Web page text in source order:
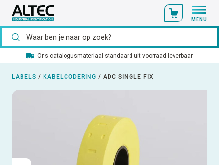
MENU
Ons catalogusmateriaal standaard uit voorraad leverbaar
LABELS / KABELCODERING / ADC SINGLE FIX